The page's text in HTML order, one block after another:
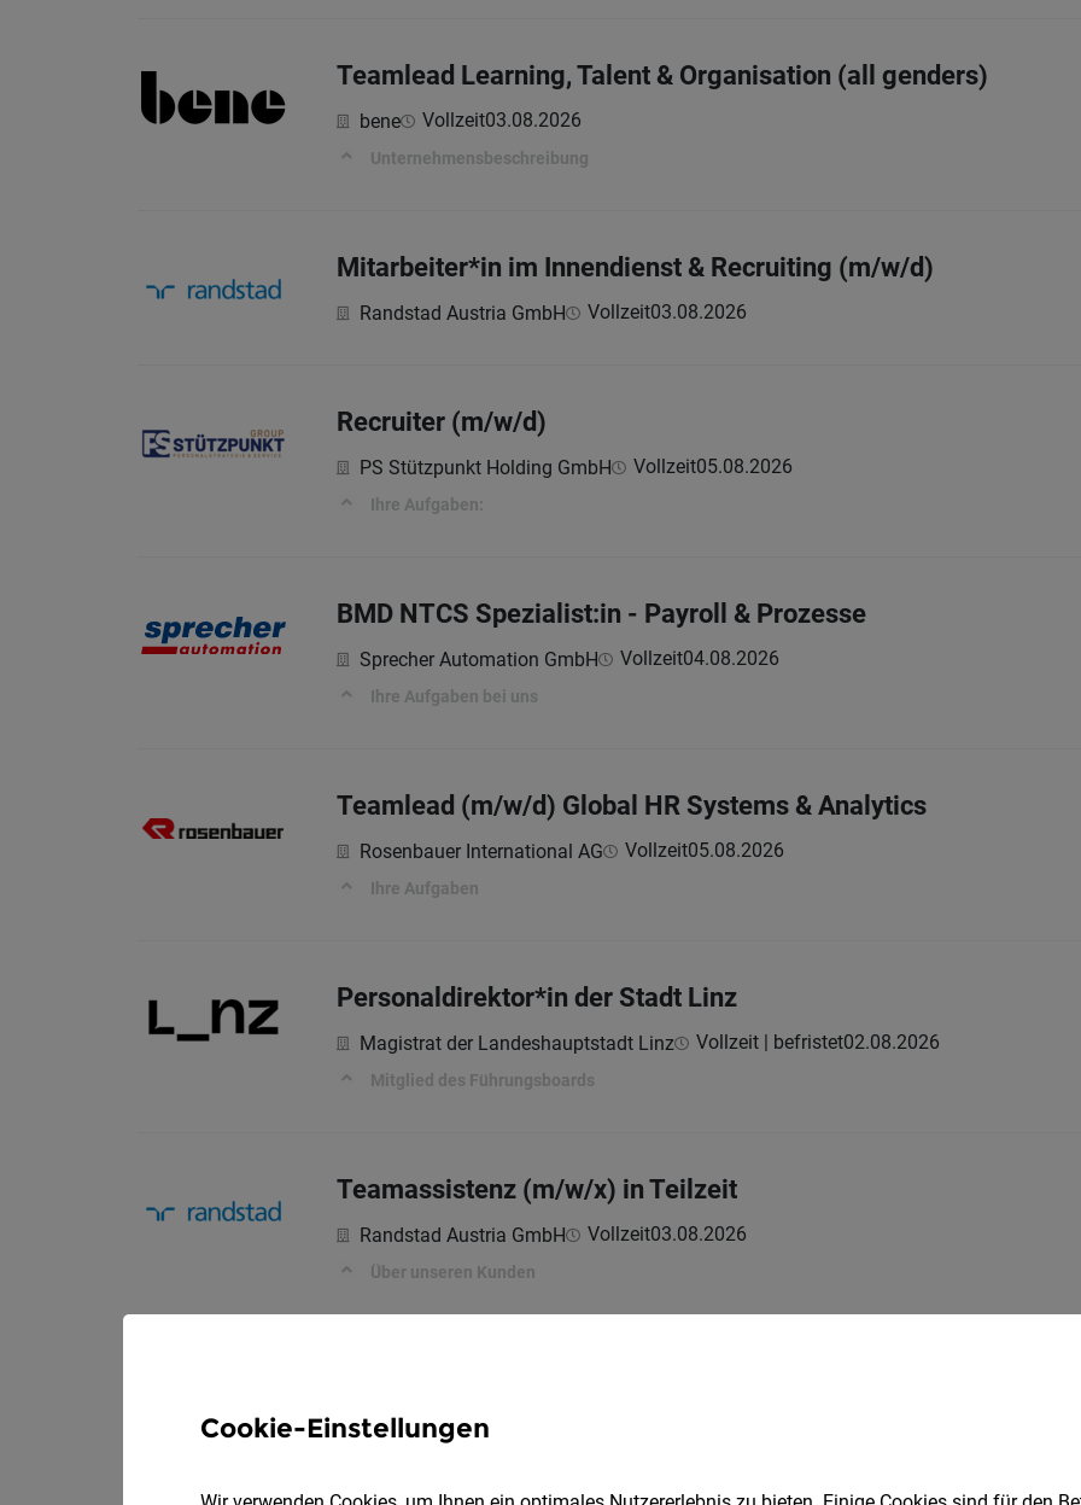
Teamlead Learning, Talent & Organisation (all genders)
bene Vollzeit03.08.2026
Unternehmensbeschreibung
Mitarbeiter*in im Innendienst & Recruiting (m/w/d)
Randstad Austria GmbH Vollzeit03.08.2026
Recruiter (m/w/d)
PS Stützpunkt Holding GmbH Vollzeit05.08.2026
Ihre Aufgaben:
BMD NTCS Spezialist:in - Payroll & Prozesse
Sprecher Automation GmbH Vollzeit04.08.2026
Ihre Aufgaben bei uns
Teamlead (m/w/d) Global HR Systems & Analytics
Rosenbauer International AG Vollzeit05.08.2026
Ihre Aufgaben
Personaldirektor*in der Stadt Linz
Magistrat der Landeshauptstadt Linz Vollzeit | befristet02.08.2026
Mitglied des Führungsboards
Teamassistenz (m/w/x) in Teilzeit
Randstad Austria GmbH Vollzeit03.08.2026
Über unseren Kunden
Ordensklinikum Linz GmbH
Cookie-Einstellungen